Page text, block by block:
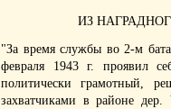
ИЗ
"За время службы во 2-м
февраля 1943 г. проявил
политически грамотный,
захватчиками в районе